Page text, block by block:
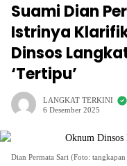
Suami Dian
Istrinya
Dinsos
‘Tertipu’
LANGKAT TERKINI
6 Desember 2025
Dian Permata Sari (Foto: